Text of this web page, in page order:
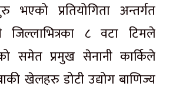
भएको प्रतियोगिता अन्तर्गत
जिल्लाभित्रका ८ वटा टिमले
समेत प्रमुख सेनानी कार्किले
खेलहरु डोटी उद्योग बाणिज्य